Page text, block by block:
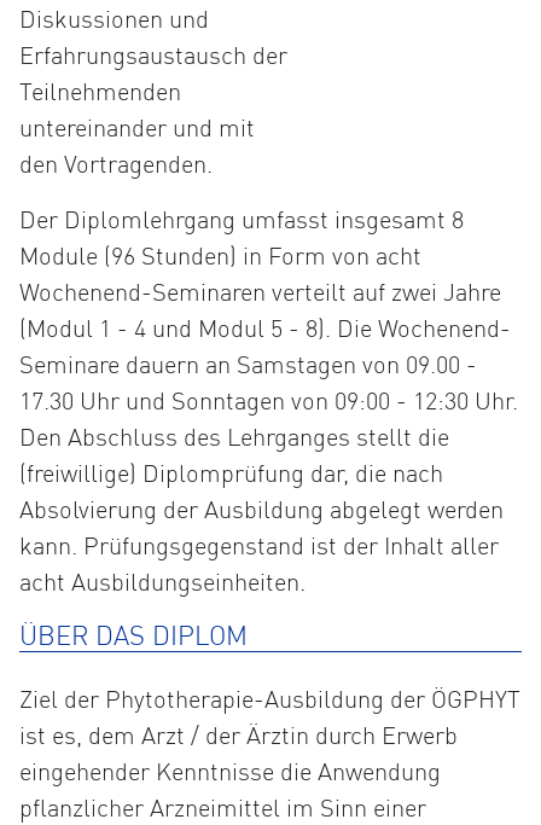
Diskussionen und
Erfahrungsaustausch der
Teilnehmenden
untereinander und mit
den Vortragenden.
Der Diplomlehrgang umfasst insgesamt 8
Module (96 Stunden) in Form von acht
Wochenend-Seminaren verteilt auf zwei Jahre
(Modul 1 - 4 und Modul 5 - 8). Die Wochenend-
Seminare dauern an Samstagen von 09.00 -
17.30 Uhr und Sonntagen von 09:00 - 12:30 Uhr.
Den Abschluss des Lehrganges stellt die
(freiwillige) Diplomprüfung dar, die nach
Absolvierung der Ausbildung abgelegt werden
kann. Prüfungsgegenstand ist der Inhalt aller
acht Ausbildungseinheiten.
ÜBER DAS DIPLOM
Ziel der Phytotherapie-Ausbildung der ÖGPHYT
ist es, dem Arzt / der Ärztin durch Erwerb
eingehender Kenntnisse die Anwendung
pflanzlicher Arzneimittel im Sinn einer